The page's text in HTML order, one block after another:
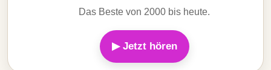
Das Beste von 2000 bis heute.
▶ Jetzt hören